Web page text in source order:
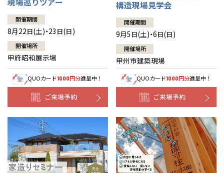
現場巡りツアー
開催期間
8月22日(土)・23日(日)
開催場所
甲府昭和展示場
QUOカード1000円分進呈中！
ご来場予約
構造現場見学会
開催期間
9月5日(土)・6日(日)
開催場所
甲州市建築現場
QUOカード1000円分進呈中！
ご来場予約